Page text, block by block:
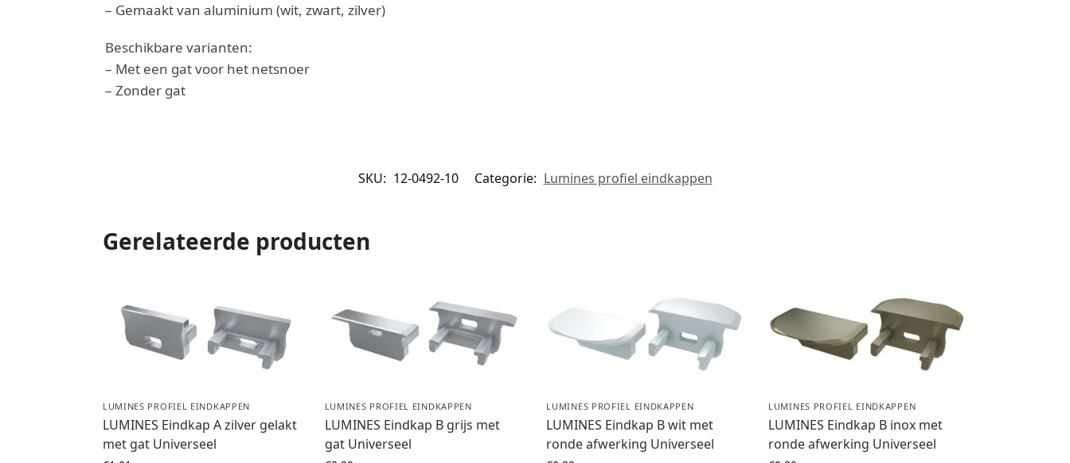
– Gemaakt van aluminium (wit, zwart, zilver)
Beschikbare varianten:
– Met een gat voor het netsnoer
– Zonder gat
SKU: 12-0492-10 Categorie: Lumines profiel eindkappen
Gerelateerde producten
LUMINES PROFIEL EINDKAPPEN
LUMINES Eindkap A zilver gelakt
met gat Universeel
LUMINES PROFIEL EINDKAPPEN
LUMINES Eindkap B grijs met
gat Universeel
LUMINES PROFIEL EINDKAPPEN
LUMINES Eindkap B wit met
ronde afwerking Universeel
LUMINES PROFIEL EINDKAPPEN
LUMINES Eindkap B inox met
ronde afwerking Universeel